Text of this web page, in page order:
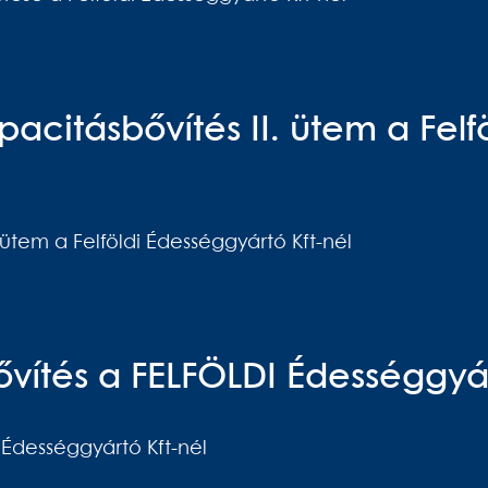
II. ütem a
a Felföldi Édességgyártó Kft-nél
a FELFÖLDI
Kft-nél